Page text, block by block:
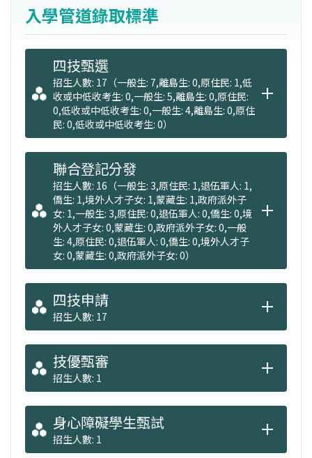
入學管道錄取標準
四技甄選
招生人數: 17（一般生: 7,離島生: 0,原住民: 1,低
收或中低收考生: 0,一般生: 5,離島生: 0,原住民:
0,低收或中低收考生: 0,一般生: 4,離島生: 0,原住
民: 0,低收或中低收考生: 0）
聯合登記分發
招生人數: 16（一般生: 3,原住民: 1,退伍軍人: 1,
僑生: 1,境外人才子女: 1,蒙藏生: 1,政府派外子
女: 1,一般生: 3,原住民: 0,退伍軍人: 0,僑生: 0,境
外人才子女: 0,蒙藏生: 0,政府派外子女: 0,一般
生: 4,原住民: 0,退伍軍人: 0,僑生: 0,境外人才子
女: 0,蒙藏生: 0,政府派外子女: 0）
四技申請
招生人數: 17
技優甄審
招生人數: 1
身心障礙學生甄試
招生人數: 1